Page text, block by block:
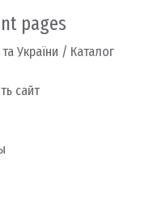
pages
та України / Каталог
сайт